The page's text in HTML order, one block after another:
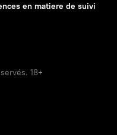
en matiere de suivi
18+